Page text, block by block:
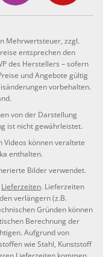
Mehrwertsteuer, zzgl.
entsprechen den
des Herstellers – sofern
und Angebote gültig
vorbehalten.
von der Darstellung
ist nicht gewährleistet.
Videos können veraltete
enthalten.
Bilder verwendet.
Lieferzeiten. Lieferzeiten
verlängern (z.B.
Gründen können
Berechnung der
Aufgrund von
wie Stahl, Kunststoff